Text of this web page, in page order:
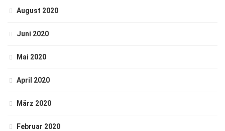
August 2020
Juni 2020
Mai 2020
April 2020
März 2020
Februar 2020